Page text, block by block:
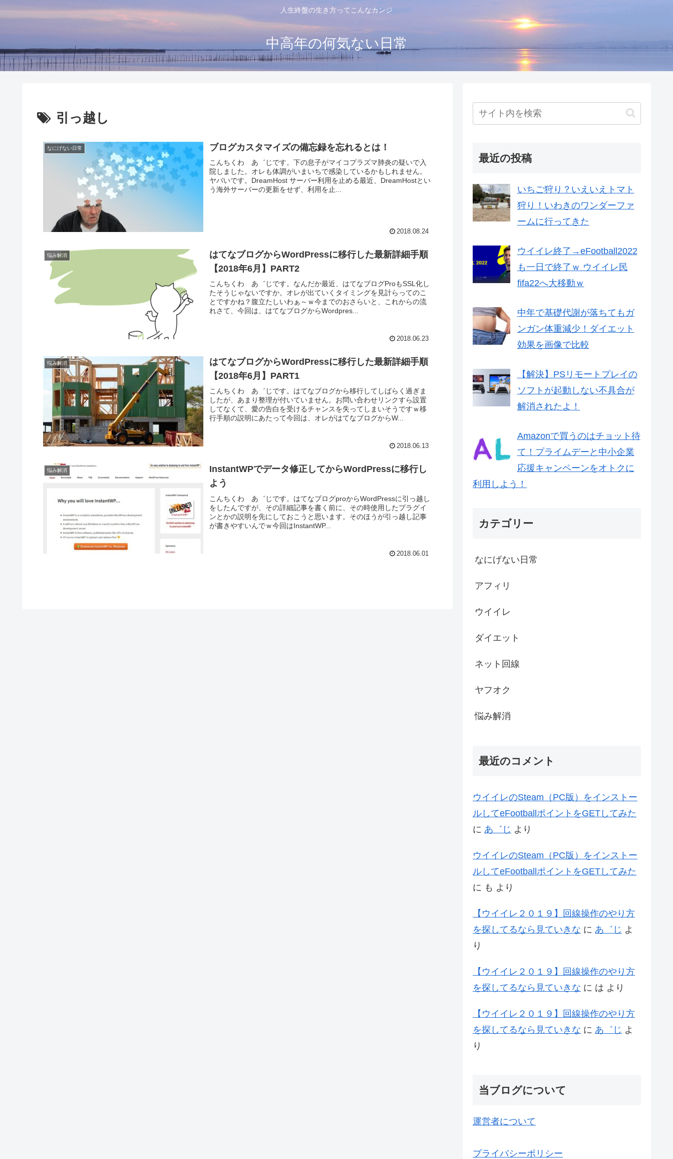
人生終盤の生き方ってこんなカンジ
中高年の何気ない日常
引っ越し
なにげない日常 ブログカスタマイズの備忘録を忘れるとは！
こんちくわ あ゛じです。下の息子がマイコプラズマ肺炎の疑いで入
院しました。オレも体調がいまいちで感染しているかもしれません。
ヤバいです。DreamHost サーバー利用を止める最近、DreamHostとい
う海外サーバーの更新をせず、利用を止...
2018.08.24
悩み解消
はてなブログからWordPressに移行した最新詳細手順
【2018年6月】PART2
こんちくわ あ゛じです。なんだか最近、はてなブログProもSSL化し
たそうじゃないですか。オレが出ていくタイミングを見計らってのこ
とですかね？腹立たしいわぁ～ｗ今までのおさらいと、これからの流
れさて、今回は、はてなブログからWordpres...
2018.06.23
悩み解消
はてなブログからWordPressに移行した最新詳細手順
【2018年6月】PART1
こんちくわ あ゛じです。はてなブログから移行してしばらく過ぎま
したが、あまり整理が付いていません。お問い合わせリンクすら設置
してなくて、愛の告白を受けるチャンスを失ってしまいそうですｗ移
行手順の説明にあたって今回は、オレがはてなブログからW...
2018.06.13
悩み解消
InstantWPでデータ修正してからWordPressに移行し
よう
こんちくわ あ゛じです。はてなブログproからWordPressに引っ越し
をしたんですが、その詳細記事を書く前に、その時使用したプラグイ
ンとかの説明を先にしておこうと思います。そのほうが引っ越し記事
が書きやすいんでｗ今回はInstantWP...
2018.06.01
最近の投稿
いちご狩り？いえいえトマト
狩り！いわきのワンダーファ
ームに行ってきた
ウイイレ終了→eFootball2022
も一日で終了ｗ ウイイレ民
fifa22へ大移動ｗ
中年で基礎代謝が落ちてもガ
ンガン体重減少！ダイエット
効果を画像で比較
【解決】PSリモートプレイの
ソフトが起動しない不具合が
解消されたよ！
Amazonで買うのはチョット待
て！プライムデーと中小企業
応援キャンペーンをオトクに
利用しよう！
カテゴリー
なにげない日常
アフィリ
ウイイレ
ダイエット
ネット回線
ヤフオク
悩み解消
最近のコメント
ウイイレのSteam（PC版）をインストー
ルしてeFootballポイントをGETしてみた
に あ゛じ より
ウイイレのSteam（PC版）をインストー
ルしてeFootballポイントをGETしてみた
に も より
【ウイイレ２０１９】回線操作のやり方
を探してるなら見ていきな に あ゛じ よ
り
【ウイイレ２０１９】回線操作のやり方
を探してるなら見ていきな に は より
【ウイイレ２０１９】回線操作のやり方
を探してるなら見ていきな に あ゛じ よ
り
当ブログについて
運営者について
プライバシーポリシー